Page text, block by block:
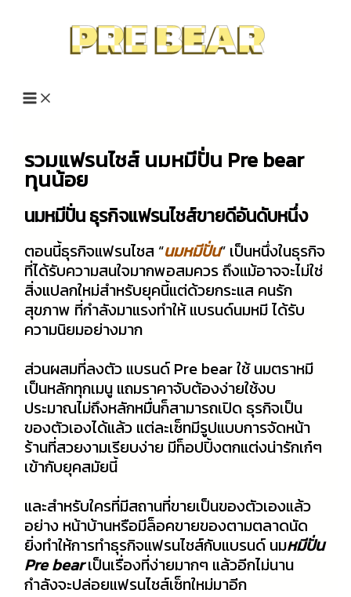
รวมแฟรนไชส์ นมหมีปั่น Pre bear
ทุนน้อย
นมหมีปั่นธุรกิจแฟรนไชส์ขายดีอันดับหนึ่ง
ตอนนี้ธุรกิจแฟรนไชส “นมหมีปั่น” เป็นหนึ่งในธุรกิจ
ที่ได้รับความสนใจมากพอสมควร ถึงแม้อาจจะไม่ใช่
สิ่งแปลกใหม่สำหรับยุคนี้แต่ด้วยกระแส คนรัก
สุขภาพ ที่กำลังมาแรงทำให้ แบรนด์นมหมี ได้รับ
ความนิยมอย่างมาก
ส่วนผสมที่ลงตัว แบรนด์ Pre bear ใช้ นมตราหมี
เป็นหลักทุกเมนู แถมราคาจับต้องง่ายใช้งบ
ประมาณไม่ถึงหลักหมื่นก็สามารถเปิด ธุรกิจเป็น
ของตัวเองได้แล้ว แต่ละเซ็ทมีรูปแบบการจัดหน้า
ร้านที่สวยงามเรียบง่าย มีท็อปปิ้งตกแต่งน่ารักเก๋ๆ
เข้ากับยุคสมัยนี้
และสำหรับใครที่มีสถานที่ขายเป็นของตัวเองแล้ว
อย่าง หน้าบ้านหรือมีล็อคขายของตามตลาดนัด
ยิ่งทำให้การทำธุรกิจแฟรนไชส์กับแบรนด์ นมหมีปั่น
Pre bearเป็นเรื่องที่ง่ายมากๆ แล้วอีกไม่นาน
กำลังจะปล่อยแฟรนไชส์เซ็ทใหม่มาอีก